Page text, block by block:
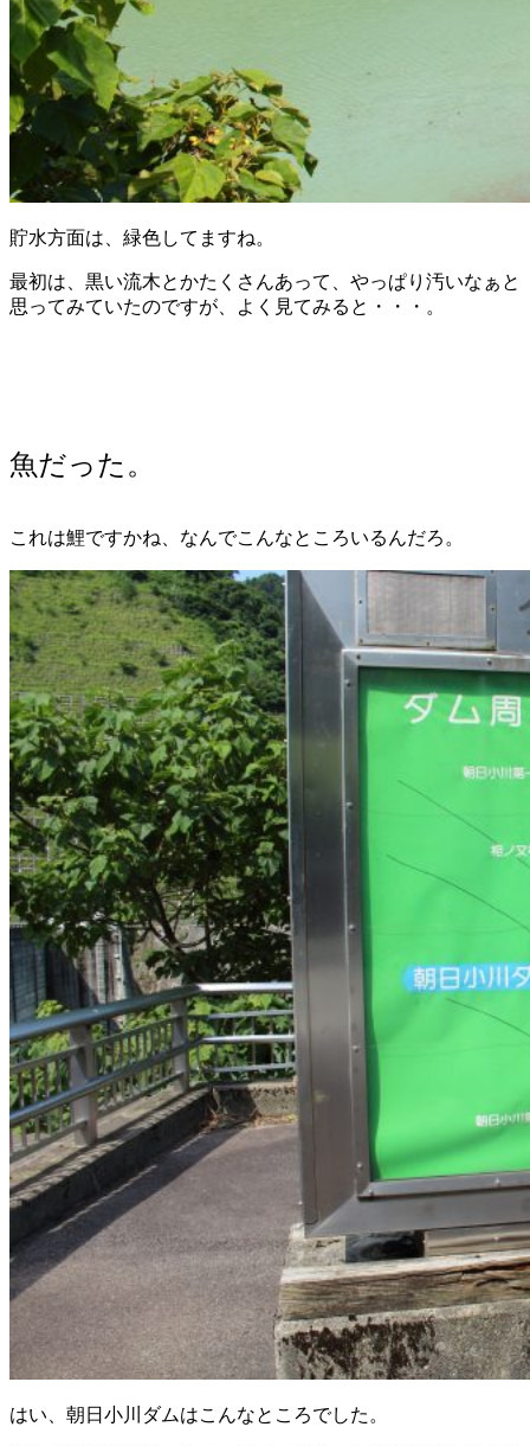
貯水方面は、緑色してますね。
最初は、黒い流木とかたくさんあって、やっぱり汚いなぁと
思ってみていたのですが、よく見てみると・・・。
魚だった。
これは鯉ですかね、なんでこんなところいるんだろ。
はい、朝日小川ダムはこんなところでした。